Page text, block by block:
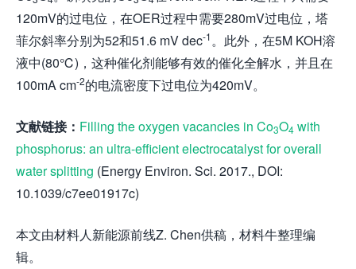
120mV的过电位，在OER过程中需要280mV过电位，塔
菲尔斜率分别为52和51.6 mV dec-1。此外，在5M KOH溶
液中(80℃)，这种催化剂能够有效的催化全解水，并且在
100mA cm-2的电流密度下过电位为420mV。
文献链接： Filling the oxygen vacancies in Co3O4 with
phosphorus: an ultra-efficient electrocatalyst for overall
water splitting (Energy Environ. Sci. 2017., DOI:
10.1039/c7ee01917c)
本文由材料人新能源前线Z. Chen供稿，材料牛整理编
辑。